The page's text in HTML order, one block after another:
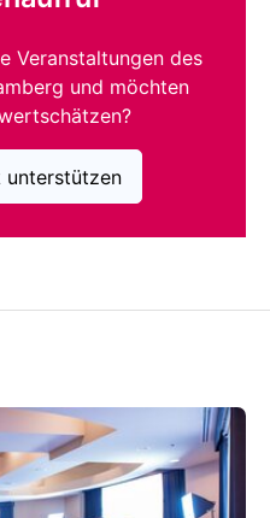
Veranstaltungen des
und möchten
unterstützen